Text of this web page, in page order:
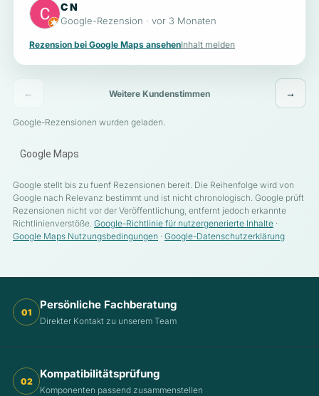
C N
Google-Rezension · vor 3 Monaten
Rezension bei Google Maps ansehenInhalt melden
← Weitere Kundenstimmen →
Google-Rezensionen wurden geladen.
Google Maps
Google stellt bis zu fuenf Rezensionen bereit. Die Reihenfolge wird von
Google nach Relevanz bestimmt und ist nicht chronologisch. Google prüft
Rezensionen nicht vor der Veröffentlichung, entfernt jedoch erkannte
Richtlinienverstöße. Google-Richtlinie für nutzergenerierte Inhalte ·
Google Maps Nutzungsbedingungen · Google-Datenschutzerklärung
01
Persönliche Fachberatung
Direkter Kontakt zu unserem Team
02
Kompatibilitätsprüfung
Komponenten passend zusammenstellen